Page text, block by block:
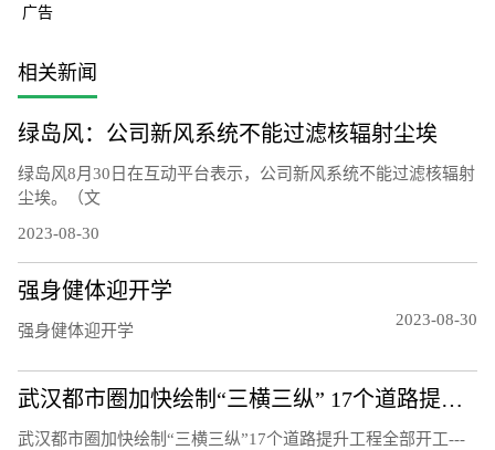
广告
相关新闻
绿岛风：公司新风系统不能过滤核辐射尘埃
绿岛风8月30日在互动平台表示，公司新风系统不能过滤核辐射
尘埃。（文
2023-08-30
强身健体迎开学
强身健体迎开学
2023-08-30
武汉都市圈加快绘制“三横三纵” 17个道路提升工程全部开工
武汉都市圈加快绘制“三横三纵”17个道路提升工程全部开工---